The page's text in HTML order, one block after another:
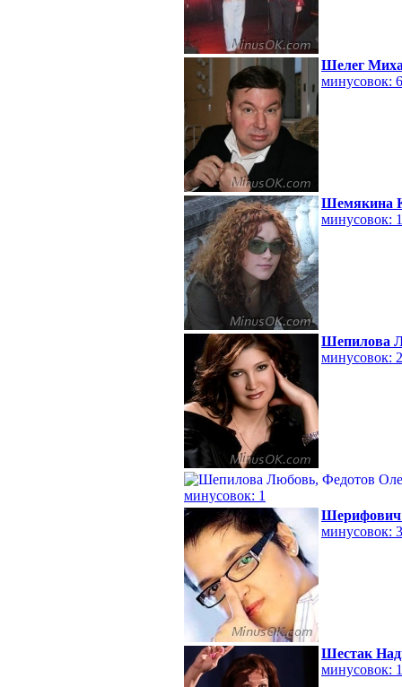
Шелег
минусовок:
Шемякина
минусовок: 1
Шепилова
минусовок:
минусовок: 1
минусовок: 3
Шестак
минусовок: 1